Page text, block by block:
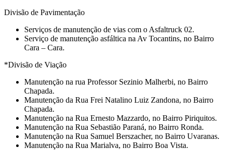
Divisão de Pavimentação
Serviços de manutenção de vias com o Asfaltruck 02.
Serviço de manutenção asfáltica na Av Tocantins, no Bairro
Cara – Cara.
*Divisão de Viação
Manutenção na rua Professor Sezinio Malherbi, no Bairro
Chapada.
Manutenção da Rua Frei Natalino Luiz Zandona, no Bairro
Chapada.
Manutenção na Rua Ernesto Mazzardo, no Bairro Piriquitos.
Manutenção na Rua Sebastião Paraná, no Bairro Ronda.
Manutenção na Rua Samuel Berszacher, no Bairro Uvaranas.
Manutenção na Rua Marialva, no Bairro Boa Vista.